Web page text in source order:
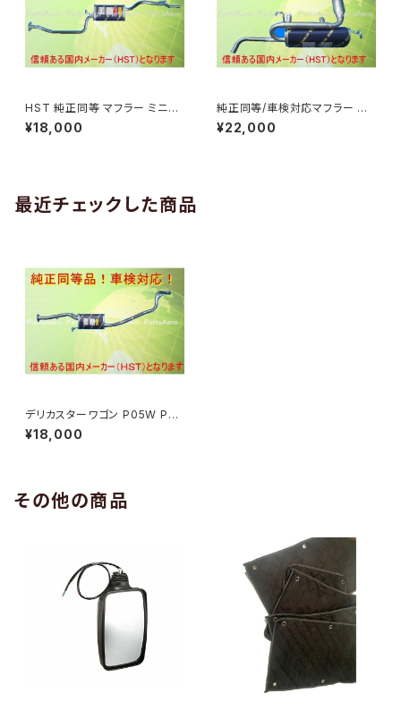
HST 純正同等 マフラー ミニカ
トッポBJ H42A V 47A V純正
同等/車検対応 065-90
¥18,000
純正同等/車検対応マフラー ア
クティトラック HA1 HA2 HA3H
A4 HST品番081-24
¥22,000
最近チェックした商品
デリカスターワゴン P05W P25
W P35W■新品マフラー 純正
同等/車検対応 067-19
¥18,000
その他の商品